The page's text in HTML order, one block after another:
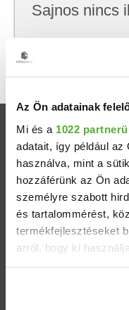
Az Ön adatainak
Mi és a 1022
adatait, így például az
használva, mint a
hozzáférünk az Ön
személyre szabott
és tartalommérést,
termékfejlesztéseket
arról, hogy ki
Sajnos nincs
keresni, hátha
Ingatlanok
Eladó házak
Eladó lakások
Települések